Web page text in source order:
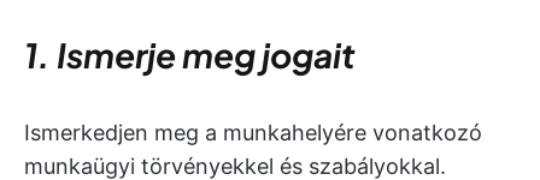
1. Ismerje meg jogait
Ismerkedjen meg a munkahelyére vonatkozó
munkaügyi törvényekkel és szabályokkal.